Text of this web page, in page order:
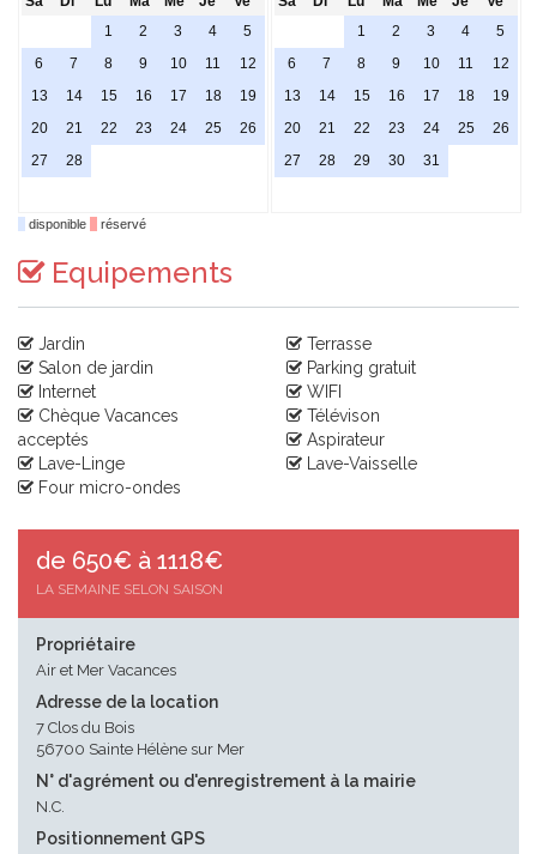
1
2 3 4
5
6
7 8 9 10 11
12
13
14 15 16 17 18
19
20
21 22 23 24 25
26
27
28
1
2 3 4
5
6
7 8 9 10 11
12
13
14 15 16 17 18
19
20
21 22 23 24 25
26
27
28 29 30 31
disponible réservé
Equipements
Jardin
Terrasse
Salon de jardin
Parking gratuit
Internet
WIFI
Chèque Vacances
acceptés
Télévison
Aspirateur
Lave-Linge
Lave-Vaisselle
Four micro-ondes
de 650€ à 1118€
LA SEMAINE SELON SAISON
Propriétaire
Air et Mer Vacances
Adresse de la location
7 Clos du Bois
56700 Sainte Hélène sur Mer
N° d'agrément ou d'enregistrement à la mairie
N.C.
Positionnement GPS